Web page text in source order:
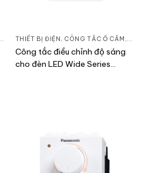
DÒNG WIDE SERIES
THIẾT BỊ ĐIỆN , CÔNG TẮC Ổ CẮM ,
Công tắc điều chỉnh độ sáng
cho đèn LED Wide Series